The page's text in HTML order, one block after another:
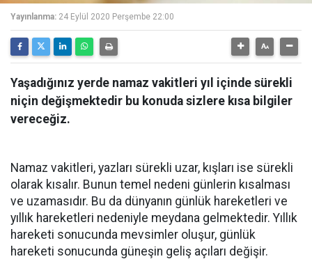
Yayınlanma: 24 Eylül 2020 Perşembe 22:00
Yaşadığınız yerde namaz vakitleri yıl içinde sürekli
niçin değişmektedir bu konuda sizlere kısa bilgiler
vereceğiz.
Namaz vakitleri, yazları sürekli uzar, kışları ise sürekli
olarak kısalır. Bunun temel nedeni günlerin kısalması
ve uzamasıdır. Bu da dünyanın günlük hareketleri ve
yıllık hareketleri nedeniyle meydana gelmektedir. Yıllık
hareketi sonucunda mevsimler oluşur, günlük
hareketi sonucunda güneşin geliş açıları değişir.